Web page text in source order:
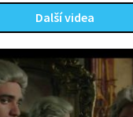
Další videa